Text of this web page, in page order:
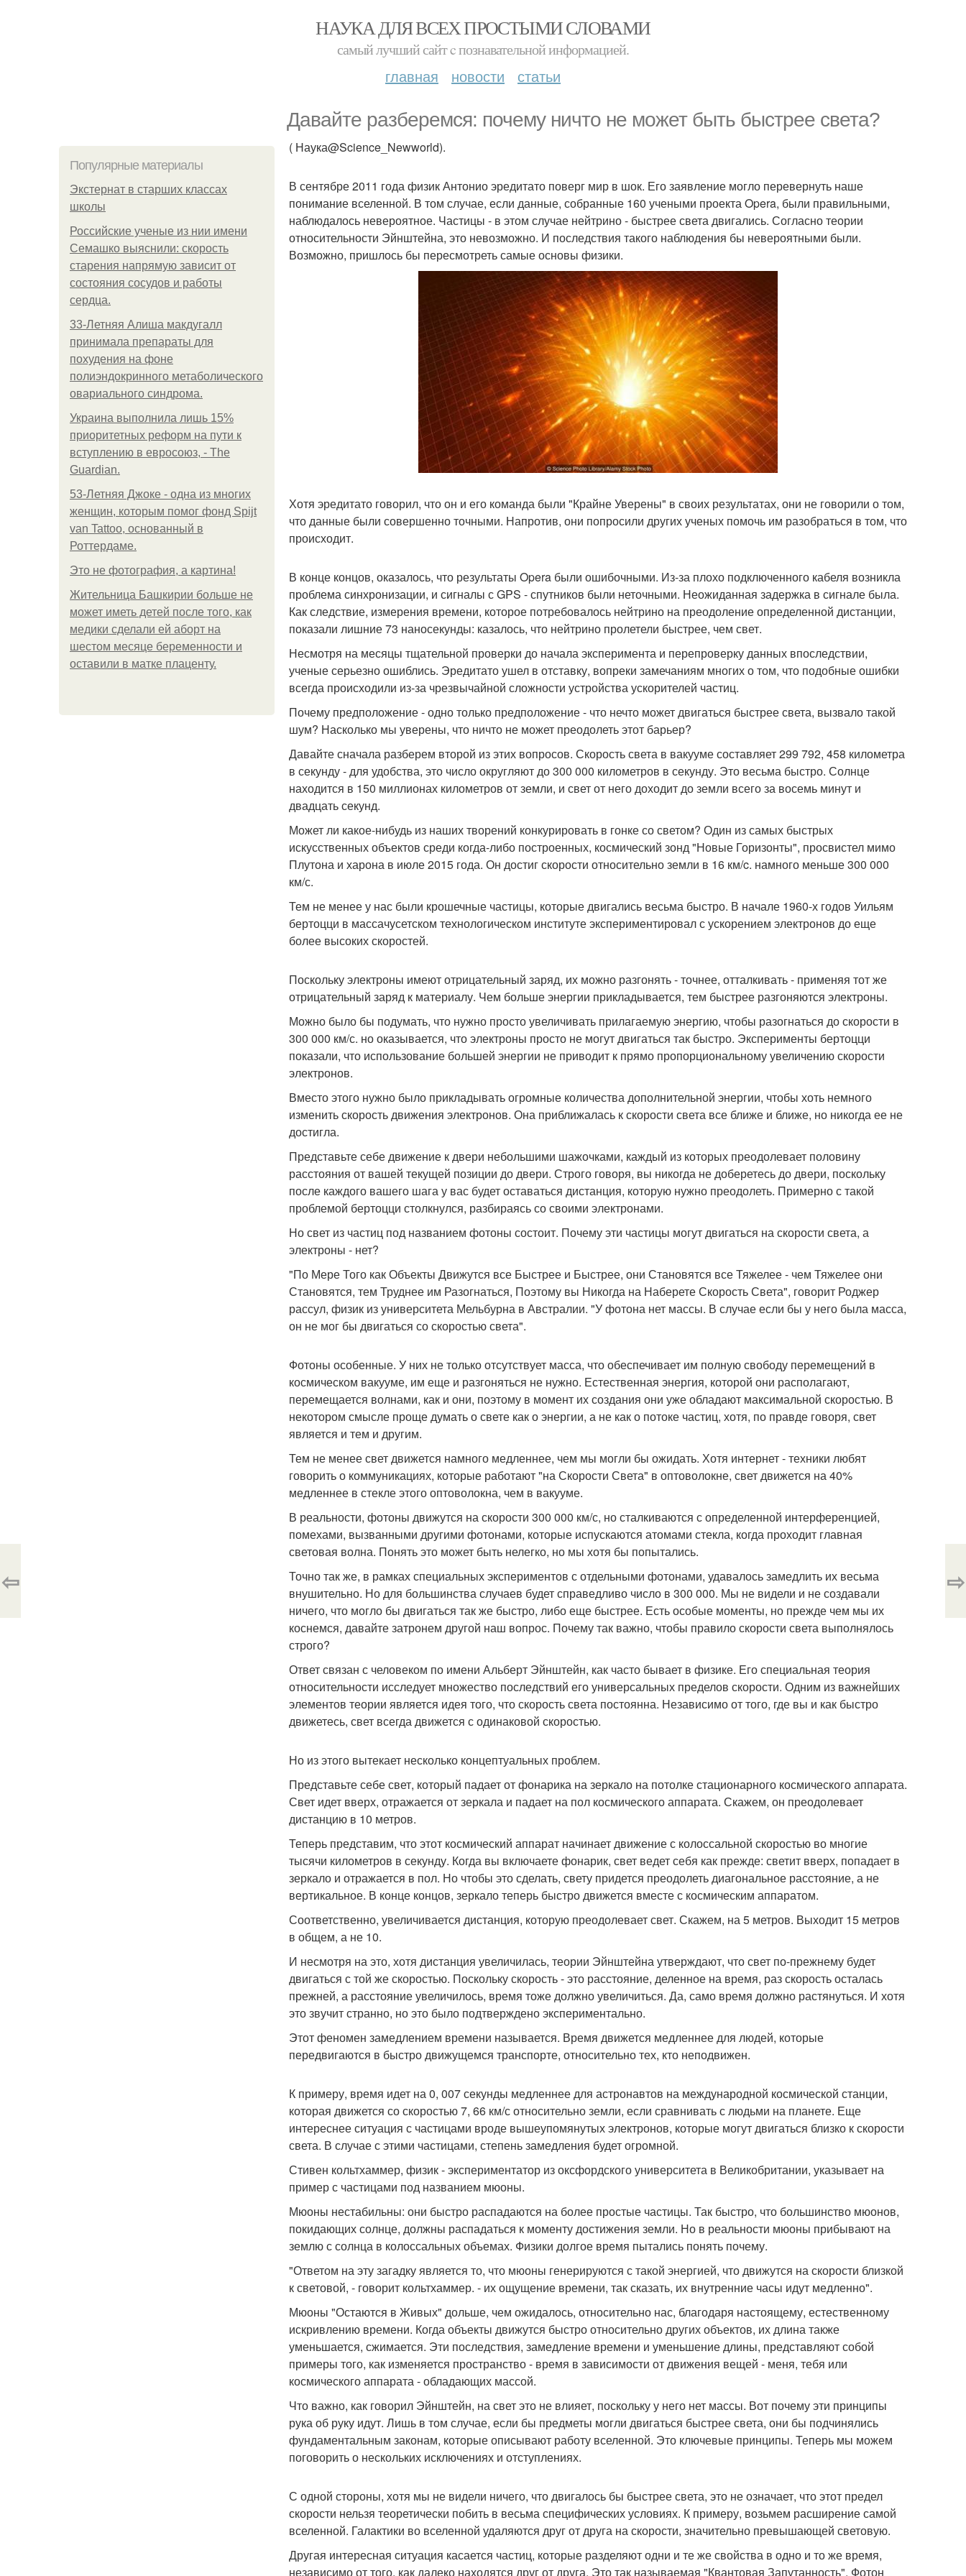
НАУКА ДЛЯ ВСЕХ ПРОСТЫМИ СЛОВАМИ
самый лучший сайт c познавательной информацией.
главная новости статьи
Давайте разберемся: почему ничто не может быть быстрее света?
Популярные материалы
Экстернат в старших классах
школы
Российские ученые из нии имени
Семашко выяснили: скорость
старения напрямую зависит от
состояния сосудов и работы
сердца.
33-Летняя Алиша макдугалл
принимала препараты для
похудения на фоне
полиэндокринного метаболического
овариального синдрома.
Украина выполнила лишь 15%
приоритетных реформ на пути к
вступлению в евросоюз, - The
Guardian.
53-Летняя Джоке - одна из многих
женщин, которым помог фонд Spijt
van Tattoo, основанный в
Роттердаме.
Это не фотография, а картина!
Жительница Башкирии больше не
может иметь детей после того, как
медики сделали ей аборт на
шестом месяце беременности и
оставили в матке плаценту.
( Наука@Science_Newworld).
В сентябре 2011 года физик Антонио эредитато поверг мир в шок. Его заявление могло перевернуть наше
понимание вселенной. В том случае, если данные, собранные 160 учеными проекта Opera, были правильными,
наблюдалось невероятное. Частицы - в этом случае нейтрино - быстрее света двигались. Согласно теории
относительности Эйнштейна, это невозможно. И последствия такого наблюдения бы невероятными были.
Возможно, пришлось бы пересмотреть самые основы физики.
Хотя эредитато говорил, что он и его команда были "Крайне Уверены" в своих результатах, они не говорили о том,
что данные были совершенно точными. Напротив, они попросили других ученых помочь им разобраться в том, что
происходит.
В конце концов, оказалось, что результаты Opera были ошибочными. Из-за плохо подключенного кабеля возникла
проблема синхронизации, и сигналы с GPS - спутников были неточными. Неожиданная задержка в сигнале была.
Как следствие, измерения времени, которое потребовалось нейтрино на преодоление определенной дистанции,
показали лишние 73 наносекунды: казалось, что нейтрино пролетели быстрее, чем свет.
Несмотря на месяцы тщательной проверки до начала эксперимента и перепроверку данных впоследствии,
ученые серьезно ошиблись. Эредитато ушел в отставку, вопреки замечаниям многих о том, что подобные ошибки
всегда происходили из-за чрезвычайной сложности устройства ускорителей частиц.
Почему предположение - одно только предположение - что нечто может двигаться быстрее света, вызвало такой
шум? Насколько мы уверены, что ничто не может преодолеть этот барьер?
Давайте сначала разберем второй из этих вопросов. Скорость света в вакууме составляет 299 792, 458 километра
в секунду - для удобства, это число округляют до 300 000 километров в секунду. Это весьма быстро. Солнце
находится в 150 миллионах километров от земли, и свет от него доходит до земли всего за восемь минут и
двадцать секунд.
Может ли какое-нибудь из наших творений конкурировать в гонке со светом? Один из самых быстрых
искусственных объектов среди когда-либо построенных, космический зонд "Новые Горизонты", просвистел мимо
Плутона и харона в июле 2015 года. Он достиг скорости относительно земли в 16 км/c. намного меньше 300 000
км/с.
Тем не менее у нас были крошечные частицы, которые двигались весьма быстро. В начале 1960-х годов Уильям
бертоцци в массачусетском технологическом институте экспериментировал с ускорением электронов до еще
более высоких скоростей.
Поскольку электроны имеют отрицательный заряд, их можно разгонять - точнее, отталкивать - применяя тот же
отрицательный заряд к материалу. Чем больше энергии прикладывается, тем быстрее разгоняются электроны.
Можно было бы подумать, что нужно просто увеличивать прилагаемую энергию, чтобы разогнаться до скорости в
300 000 км/с. но оказывается, что электроны просто не могут двигаться так быстро. Эксперименты бертоцци
показали, что использование большей энергии не приводит к прямо пропорциональному увеличению скорости
электронов.
Вместо этого нужно было прикладывать огромные количества дополнительной энергии, чтобы хоть немного
изменить скорость движения электронов. Она приближалась к скорости света все ближе и ближе, но никогда ее не
достигла.
Представьте себе движение к двери небольшими шажочками, каждый из которых преодолевает половину
расстояния от вашей текущей позиции до двери. Строго говоря, вы никогда не доберетесь до двери, поскольку
после каждого вашего шага у вас будет оставаться дистанция, которую нужно преодолеть. Примерно с такой
проблемой бертоцци столкнулся, разбираясь со своими электронами.
Но свет из частиц под названием фотоны состоит. Почему эти частицы могут двигаться на скорости света, а
электроны - нет?
"По Мере Того как Объекты Движутся все Быстрее и Быстрее, они Становятся все Тяжелее - чем Тяжелее они
Становятся, тем Труднее им Разогнаться, Поэтому вы Никогда на Наберете Скорость Света", говорит Роджер
рассул, физик из университета Мельбурна в Австралии. "У фотона нет массы. В случае если бы у него была масса,
он не мог бы двигаться со скоростью света".
Фотоны особенные. У них не только отсутствует масса, что обеспечивает им полную свободу перемещений в
космическом вакууме, им еще и разгоняться не нужно. Естественная энергия, которой они располагают,
перемещается волнами, как и они, поэтому в момент их создания они уже обладают максимальной скоростью. В
некотором смысле проще думать о свете как о энергии, а не как о потоке частиц, хотя, по правде говоря, свет
является и тем и другим.
Тем не менее свет движется намного медленнее, чем мы могли бы ожидать. Хотя интернет - техники любят
говорить о коммуникациях, которые работают "на Скорости Света" в оптоволокне, свет движется на 40%
медленнее в стекле этого оптоволокна, чем в вакууме.
В реальности, фотоны движутся на скорости 300 000 км/с, но сталкиваются с определенной интерференцией,
помехами, вызванными другими фотонами, которые испускаются атомами стекла, когда проходит главная
световая волна. Понять это может быть нелегко, но мы хотя бы попытались.
Точно так же, в рамках специальных экспериментов с отдельными фотонами, удавалось замедлить их весьма
внушительно. Но для большинства случаев будет справедливо число в 300 000. Мы не видели и не создавали
ничего, что могло бы двигаться так же быстро, либо еще быстрее. Есть особые моменты, но прежде чем мы их
коснемся, давайте затронем другой наш вопрос. Почему так важно, чтобы правило скорости света выполнялось
строго?
Ответ связан с человеком по имени Альберт Эйнштейн, как часто бывает в физике. Его специальная теория
относительности исследует множество последствий его универсальных пределов скорости. Одним из важнейших
элементов теории является идея того, что скорость света постоянна. Независимо от того, где вы и как быстро
движетесь, свет всегда движется с одинаковой скоростью.
Но из этого вытекает несколько концептуальных проблем.
Представьте себе свет, который падает от фонарика на зеркало на потолке стационарного космического аппарата.
Свет идет вверх, отражается от зеркала и падает на пол космического аппарата. Скажем, он преодолевает
дистанцию в 10 метров.
Теперь представим, что этот космический аппарат начинает движение с колоссальной скоростью во многие
тысячи километров в секунду. Когда вы включаете фонарик, свет ведет себя как прежде: светит вверх, попадает в
зеркало и отражается в пол. Но чтобы это сделать, свету придется преодолеть диагональное расстояние, а не
вертикальное. В конце концов, зеркало теперь быстро движется вместе с космическим аппаратом.
Соответственно, увеличивается дистанция, которую преодолевает свет. Скажем, на 5 метров. Выходит 15 метров
в общем, а не 10.
И несмотря на это, хотя дистанция увеличилась, теории Эйнштейна утверждают, что свет по-прежнему будет
двигаться с той же скоростью. Поскольку скорость - это расстояние, деленное на время, раз скорость осталась
прежней, а расстояние увеличилось, время тоже должно увеличиться. Да, само время должно растянуться. И хотя
это звучит странно, но это было подтверждено экспериментально.
Этот феномен замедлением времени называется. Время движется медленнее для людей, которые
передвигаются в быстро движущемся транспорте, относительно тех, кто неподвижен.
К примеру, время идет на 0, 007 секунды медленнее для астронавтов на международной космической станции,
которая движется со скоростью 7, 66 км/с относительно земли, если сравнивать с людьми на планете. Еще
интереснее ситуация с частицами вроде вышеупомянутых электронов, которые могут двигаться близко к скорости
света. В случае с этими частицами, степень замедления будет огромной.
Стивен кольтхаммер, физик - экспериментатор из оксфордского университета в Великобритании, указывает на
пример с частицами под названием мюоны.
Мюоны нестабильны: они быстро распадаются на более простые частицы. Так быстро, что большинство мюонов,
покидающих солнце, должны распадаться к моменту достижения земли. Но в реальности мюоны прибывают на
землю с солнца в колоссальных объемах. Физики долгое время пытались понять почему.
"Ответом на эту загадку является то, что мюоны генерируются с такой энергией, что движутся на скорости близкой
к световой, - говорит кольтхаммер. - их ощущение времени, так сказать, их внутренние часы идут медленно".
Мюоны "Остаются в Живых" дольше, чем ожидалось, относительно нас, благодаря настоящему, естественному
искривлению времени. Когда объекты движутся быстро относительно других объектов, их длина также
уменьшается, сжимается. Эти последствия, замедление времени и уменьшение длины, представляют собой
примеры того, как изменяется пространство - время в зависимости от движения вещей - меня, тебя или
космического аппарата - обладающих массой.
Что важно, как говорил Эйнштейн, на свет это не влияет, поскольку у него нет массы. Вот почему эти принципы
рука об руку идут. Лишь в том случае, если бы предметы могли двигаться быстрее света, они бы подчинялись
фундаментальным законам, которые описывают работу вселенной. Это ключевые принципы. Теперь мы можем
поговорить о нескольких исключениях и отступлениях.
С одной стороны, хотя мы не видели ничего, что двигалось бы быстрее света, это не означает, что этот предел
скорости нельзя теоретически побить в весьма специфических условиях. К примеру, возьмем расширение самой
вселенной. Галактики во вселенной удаляются друг от друга на скорости, значительно превышающей световую.
Другая интересная ситуация касается частиц, которые разделяют одни и те же свойства в одно и то же время,
независимо от того, как далеко находятся друг от друга. Это так называемая "Квантовая Запутанность". Фотон
⇦ ⇨